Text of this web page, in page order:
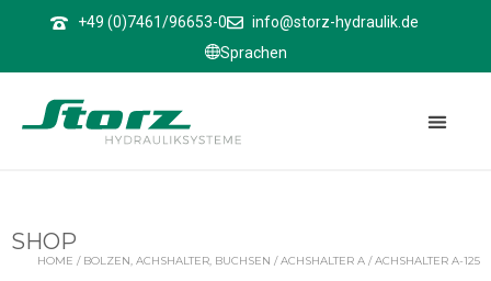
+49 (0)7461/96653-0
info@storz-hydraulik.de
Sprachen
SHOP
HOME / BOLZEN, ACHSHALTER, BUCHSEN /ACHSHALTER A / ACHSHALTER A-125